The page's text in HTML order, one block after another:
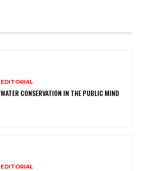
EDITORIAL
WATER CONSERVATION IN THE PUBLIC MIND
EDITORIAL